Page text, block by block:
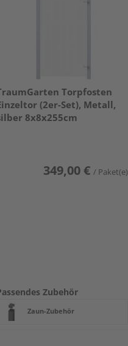
Torpfosten
(2er-Set), Metall,
8x8x255cm
349,00 € / Paket(e)
Zubehör
Zaun-Zubehör